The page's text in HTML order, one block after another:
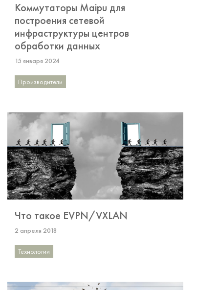
Коммутаторы Maipu для
построения сетевой
инфраструктуры центров
обработки данных
15 января 2024
Производители
Что такое EVPN/VXLAN
2 апреля 2018
Технологии